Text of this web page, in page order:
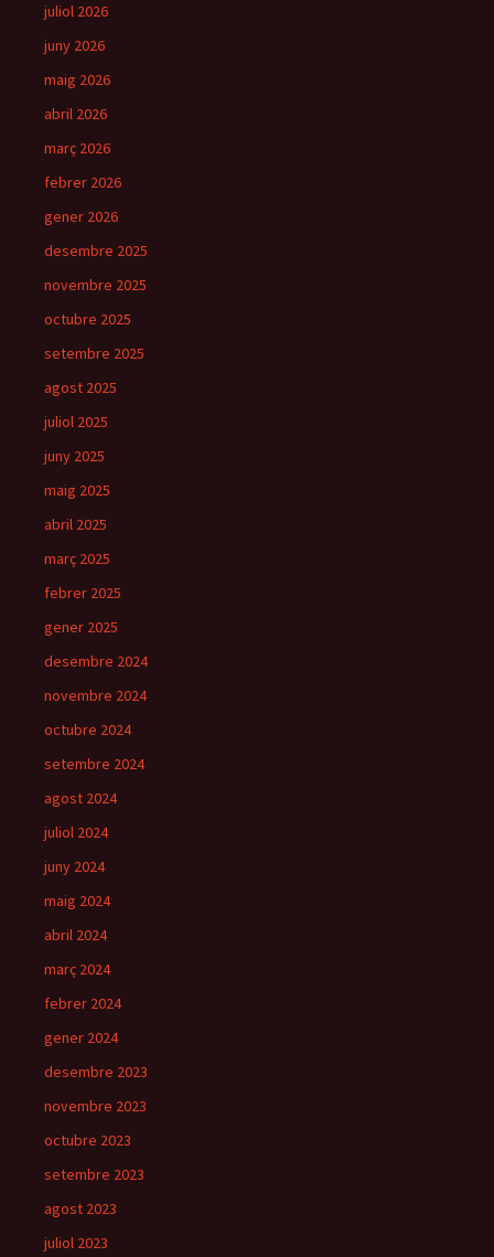
juliol 2026
juny 2026
maig 2026
abril 2026
març 2026
febrer 2026
gener 2026
desembre 2025
novembre 2025
octubre 2025
setembre 2025
agost 2025
juliol 2025
juny 2025
maig 2025
abril 2025
març 2025
febrer 2025
gener 2025
desembre 2024
novembre 2024
octubre 2024
setembre 2024
agost 2024
juliol 2024
juny 2024
maig 2024
abril 2024
març 2024
febrer 2024
gener 2024
desembre 2023
novembre 2023
octubre 2023
setembre 2023
agost 2023
juliol 2023